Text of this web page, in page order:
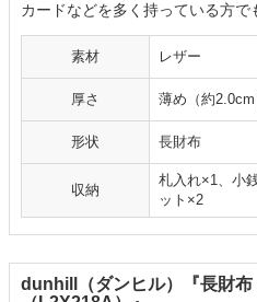
カードなどを多く持っている方で
素材 レザー
厚さ 薄め（約2.0cm
形状 長財布
収納
札入れ×1、小
ット×2
dunhill（ダンヒル）『長財布